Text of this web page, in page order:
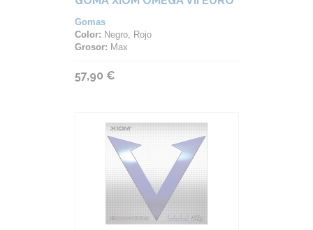
Gomas
Color: Negro, Rojo
Grosor: Max
57,90 €